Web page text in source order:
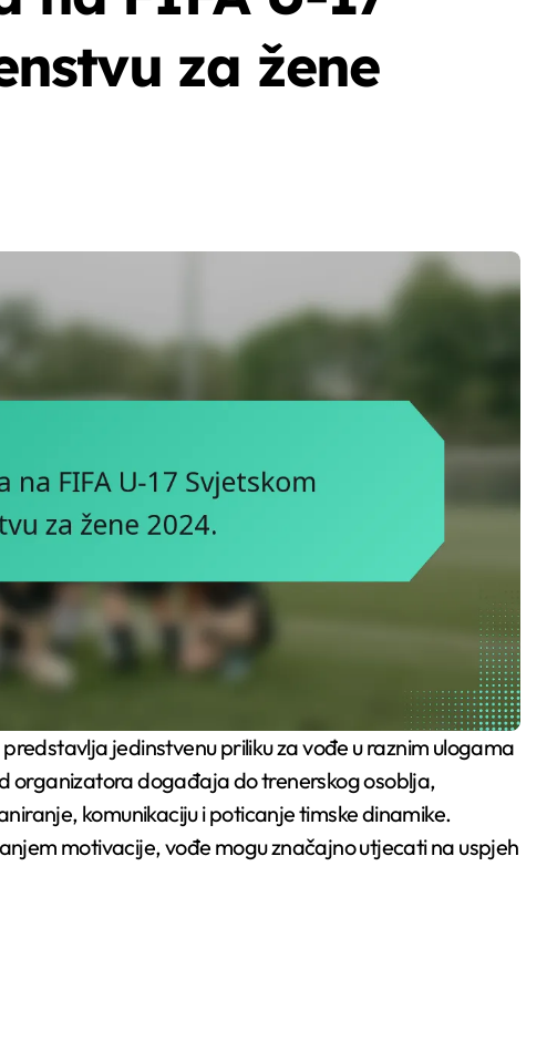
za žene
predstavlja jedinstvenu priliku za vođe u raznim ulogama
organizatora događaja do trenerskog osoblja,
komunikaciju i poticanje timske dinamike.
motivacije, vođe mogu značajno utjecati na uspjeh